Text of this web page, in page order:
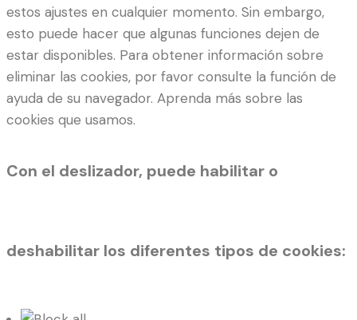
estos ajustes en cualquier momento. Sin embargo,
esto puede hacer que algunas funciones dejen de
estar disponibles. Para obtener información sobre
eliminar las cookies, por favor consulte la función de
ayuda de su navegador. Aprenda más sobre las
cookies que usamos.
Con el deslizador, puede habilitar o
deshabilitar los diferentes tipos de cookies: